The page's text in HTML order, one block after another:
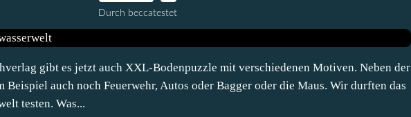
Durch beccatestet
gibt es jetzt auch XXL-Bodenpuzzle mit verschiedenen Motiven. Neben der
Beispiel auch noch Feuerwehr, Autos oder Bagger oder die Maus. Wir durften das
testen. Was...